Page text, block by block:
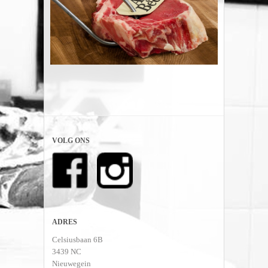
VOLG ONS
ADRES
Celsiusbaan 6B
3439 NC
Nieuwegein